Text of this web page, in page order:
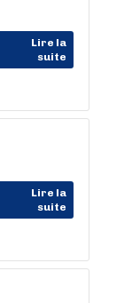
Lire la
suite
Lire la
suite